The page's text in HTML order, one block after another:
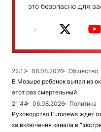
это безопасно для
22:12 06.08.2026
Общество
В Мозыре ребенок выпал из
этот раз смертельный
21:44
06.08.2026
Политика
Руководство Euronews ждет
за включения канала в